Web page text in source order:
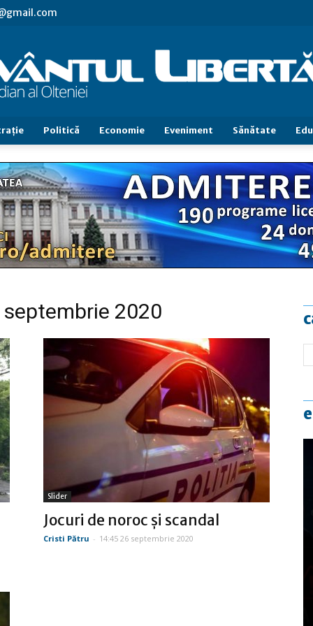
Cuvântul
Libertăţii
Politică Economie Eveniment Sănătate
2020
Slider
Jocuri de noroc și scandal
Cristi Pătru - 14:45 26 septembrie 2020